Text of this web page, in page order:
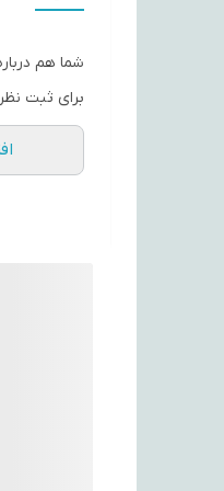
امکانات
قابلیت
رنگ
شما هم
برای ثبت